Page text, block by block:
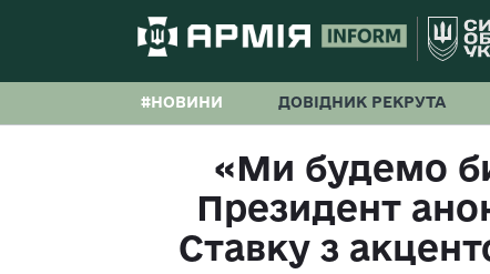
#НОВИНИ ДОВІДНИК РЕКРУТА
«Ми будемо
Президент
Ставку з